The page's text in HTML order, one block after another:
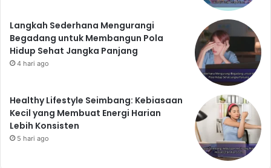
Langkah Sederhana Mengurangi
Begadang untuk Membangun Pola
Hidup Sehat Jangka Panjang
4 hari ago
Healthy Lifestyle Seimbang: Kebiasaan
Kecil yang Membuat Energi Harian
Lebih Konsisten
5 hari ago